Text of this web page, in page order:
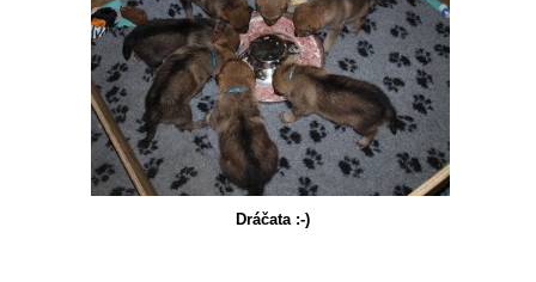
Dráčata :-)